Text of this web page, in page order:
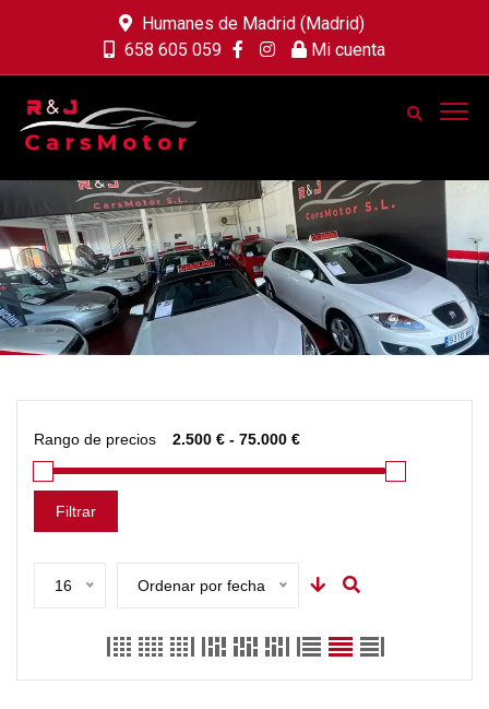
Humanes de Madrid (Madrid)
658 605 059
Mi cuenta
Rango de precios
Filtrar
16 Ordenar por fecha